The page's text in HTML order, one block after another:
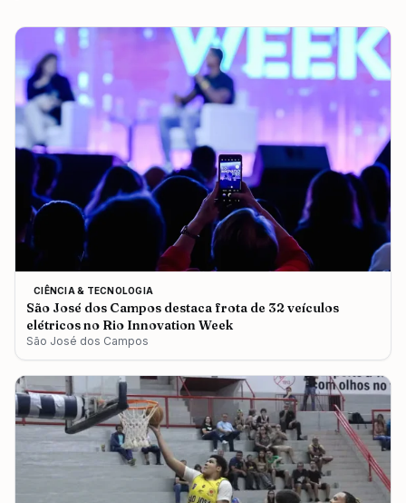
CIÊNCIA & TECNOLOGIA
São José dos Campos destaca frota de 32 veículos
elétricos no Rio Innovation Week
São José dos Campos